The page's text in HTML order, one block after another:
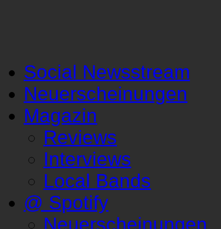
Social Newsstream
Neuerscheinungen
Magazin
Reviews
Interviews
Local Bands
@ Spotify
Neuerscheinungen